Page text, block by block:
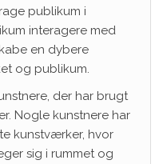
publikum i
interagere med
en dybere
og publikum.
der har brugt
Nogle kunstnere har
kunstværker, hvor
sig i rummet og